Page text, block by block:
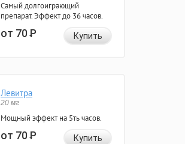
Самый долгоиграющий
препарат. Эффект до 36 часов.
от 70Р Купить
Левитра
20 мг
Мощный эффект на 5ть часов.
от 70Р Купить